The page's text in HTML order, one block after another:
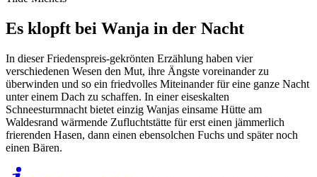
Es klopft bei Wanja in der Nacht
In dieser Friedenspreis-gekrönten Erzählung haben vier
verschiedenen Wesen den Mut, ihre Ängste voreinander zu
überwinden und so ein friedvolles Miteinander für eine ganze Nacht
unter einem Dach zu schaffen. In einer eiseskalten
Schneesturmnacht bietet einzig Wanjas einsame Hütte am
Waldesrand wärmende Zufluchtstätte für erst einen jämmerlich
frierenden Hasen, dann einen ebensolchen Fuchs und später noch
einen Bären.